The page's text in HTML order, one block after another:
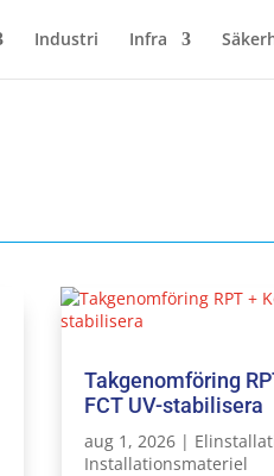
Industri Infra
Takgenomföring
FCT UV-stabilisera
aug 1, 2026|
Installationsmateriel